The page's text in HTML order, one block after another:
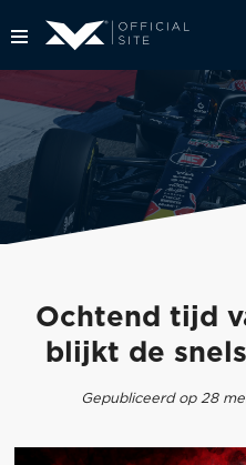
Ochtend tijd
blijkt de
Gepubliceerd op 28